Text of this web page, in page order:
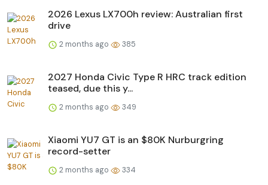
2026 Lexus LX700h review: Australian first
drive
2 months ago 385
2027 Honda Civic Type R HRC track edition
teased, due this y...
2 months ago 349
Xiaomi YU7 GT is an $80K Nurburgring
record-setter
2 months ago 334